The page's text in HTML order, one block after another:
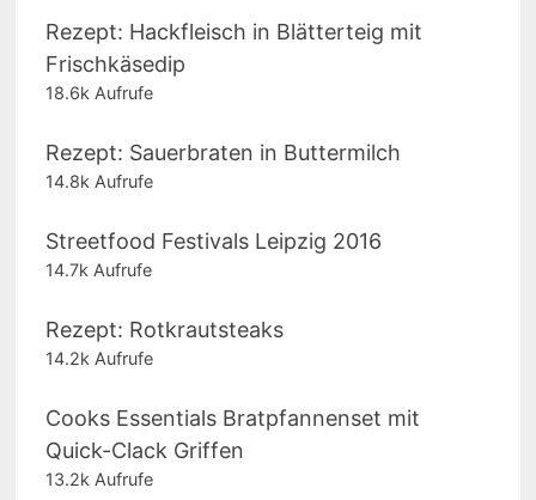
Rezept: Hackfleisch in Blätterteig mit
Frischkäsedip
18.6k Aufrufe
Rezept: Sauerbraten in Buttermilch
14.8k Aufrufe
Streetfood Festivals Leipzig 2016
14.7k Aufrufe
Rezept: Rotkrautsteaks
14.2k Aufrufe
Cooks Essentials Bratpfannenset mit
Quick-Clack Griffen
13.2k Aufrufe